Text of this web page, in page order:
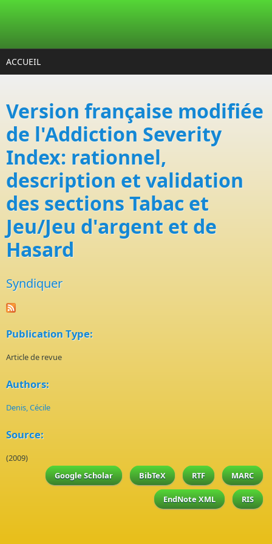
ACCUEIL
Version française modifiée
de l'Addiction Severity
Index: rationnel,
description et validation
des sections Tabac et
Jeu/Jeu d'argent et de
Hasard
Syndiquer
Publication Type:
Article de revue
Authors:
Denis, Cécile
Source:
(2009)
Google Scholar
BibTeX RTF MARC
EndNote XML RIS